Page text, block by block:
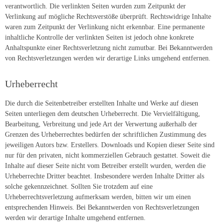
verantwortlich. Die verlinkten Seiten wurden zum Zeitpunkt der
Verlinkung auf mögliche Rechtsverstöße überprüft. Rechtswidrige Inhalte
waren zum Zeitpunkt der Verlinkung nicht erkennbar. Eine permanente
inhaltliche Kontrolle der verlinkten Seiten ist jedoch ohne konkrete
Anhaltspunkte einer Rechtsverletzung nicht zumutbar. Bei Bekanntwerden
von Rechtsverletzungen werden wir derartige Links umgehend entfernen.
Urheberrecht
Die durch die Seitenbetreiber erstellten Inhalte und Werke auf diesen
Seiten unterliegen dem deutschen Urheberrecht. Die Vervielfältigung,
Bearbeitung, Verbreitung und jede Art der Verwertung außerhalb der
Grenzen des Urheberrechtes bedürfen der schriftlichen Zustimmung des
jeweiligen Autors bzw. Erstellers. Downloads und Kopien dieser Seite sind
nur für den privaten, nicht kommerziellen Gebrauch gestattet. Soweit die
Inhalte auf dieser Seite nicht vom Betreiber erstellt wurden, werden die
Urheberrechte Dritter beachtet. Insbesondere werden Inhalte Dritter als
solche gekennzeichnet. Sollten Sie trotzdem auf eine
Urheberrechtsverletzung aufmerksam werden, bitten wir um einen
entsprechenden Hinweis. Bei Bekanntwerden von Rechtsverletzungen
werden wir derartige Inhalte umgehend entfernen.